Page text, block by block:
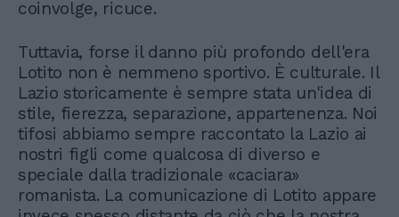
coinvolge, ricuce.
Tuttavia, forse il danno più profondo dell'era
Lotito non è nemmeno sportivo. È culturale. Il
Lazio storicamente è sempre stata un'idea di
stile, fierezza, separazione, appartenenza. Noi
tifosi abbiamo sempre raccontato la Lazio ai
nostri figli come qualcosa di diverso e
speciale dalla tradizionale «caciara»
romanista. La comunicazione di Lotito appare